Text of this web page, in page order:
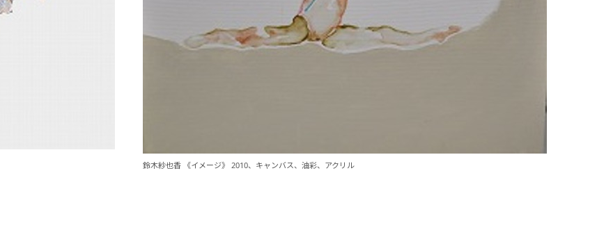
鈴木紗也香 《イメージ》 2010、キャンバス、油彩、アクリル